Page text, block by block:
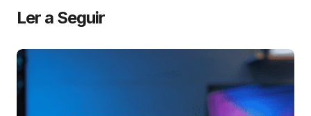
Ler a Seguir